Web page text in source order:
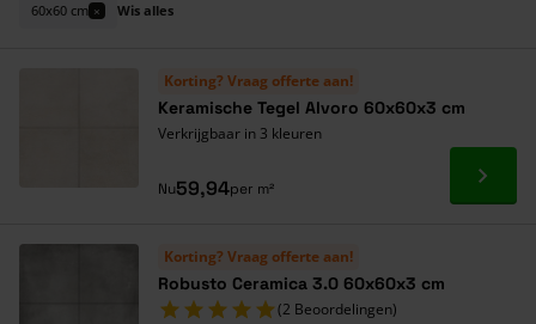
60x60 cm × Wis alles
Korting? Vraag offerte aan!
Keramische Tegel Alvoro 60x60x3 cm
Verkrijgbaar in 3 kleuren
Nu59,94per m² Ga
Korting? Vraag offerte aan!
Robusto Ceramica 3.0 60x60x3 cm
(2 Beoordelingen)